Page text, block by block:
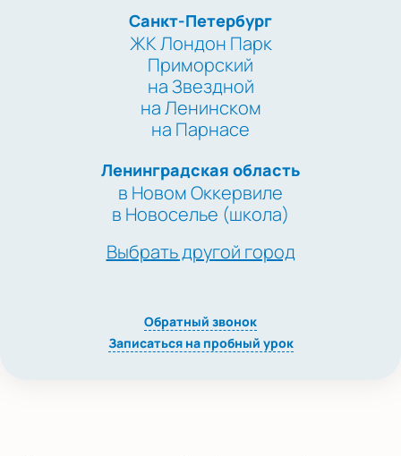
Санкт-Петербург
ЖК Лондон Парк
Приморский
на Звездной
на Ленинском
на Парнасе
Ленинградская область
в Новом Оккервиле
в Новоселье (школа)
Выбрать другой город
Обратный звонок
Записаться на пробный урок